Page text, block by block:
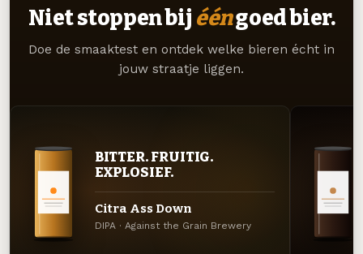
Niet stoppen bij ééngoed bier.
Doe de smaaktest en ontdek welke bieren écht in
jouw straatje liggen.
BITTER. FRUITIG.
EXPLOSIEF.
Citra Ass Down
DIPA · Against the Grain Brewery